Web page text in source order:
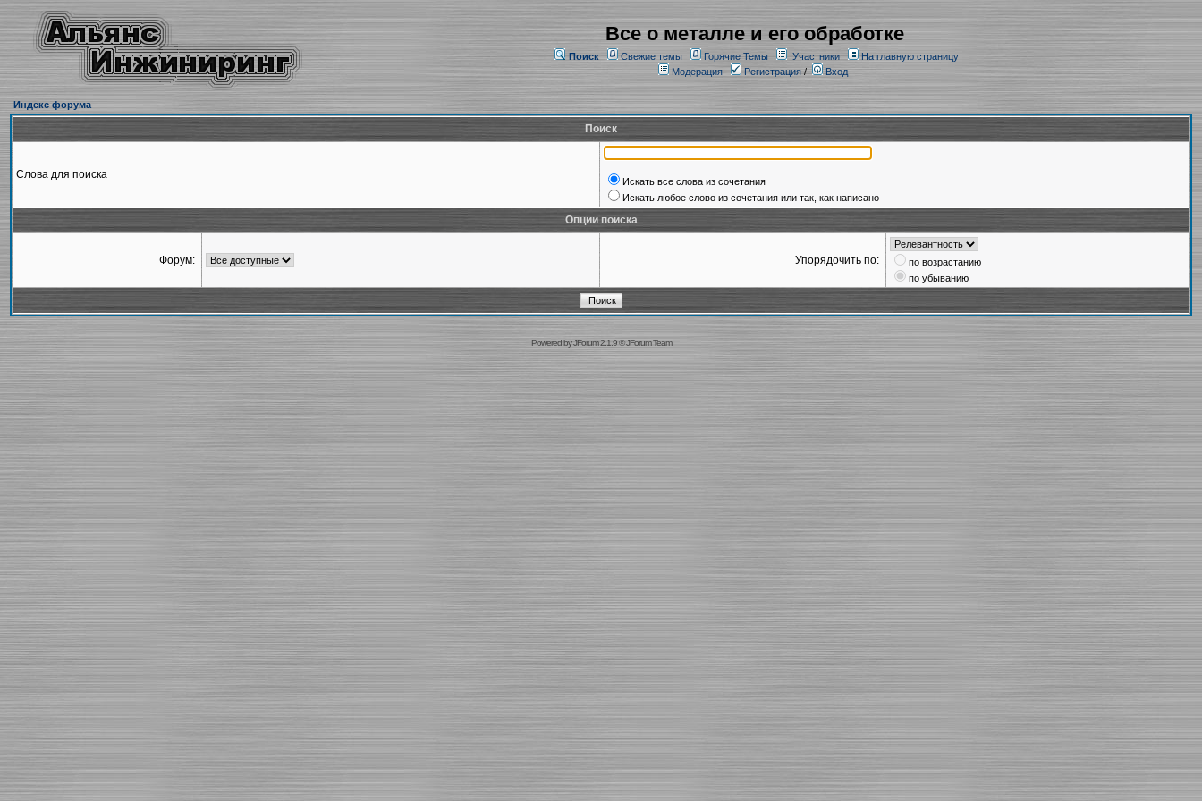
Все о металле и его обработке
Поиск Свежие темы Горячие Темы Участники
На главную страницу
Модерация
Регистрация/ Вход
Индекс форума
Поиск
Слова для поиска
Искать все слова из сочетания
Искать любое слово из сочетания или так, как написано
Опции поиска
Форум: Упорядочить по:
по возрастанию
по убыванию
Powered byJForum 2.1.9©JForum Team